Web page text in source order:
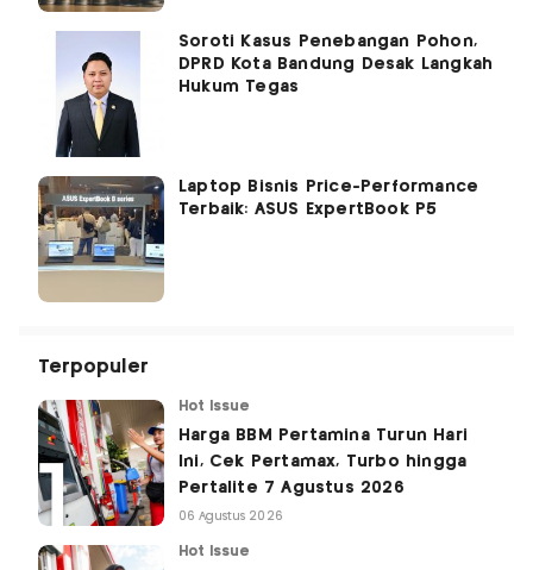
Soroti Kasus Penebangan Pohon,
DPRD Kota Bandung Desak Langkah
Hukum Tegas
Laptop Bisnis Price-Performance
Terbaik: ASUS ExpertBook P5
Terpopuler
Hot Issue
Harga BBM Pertamina Turun Hari
Ini, Cek Pertamax, Turbo hingga
Pertalite 7 Agustus 2026
06 Agustus 2026
Hot Issue